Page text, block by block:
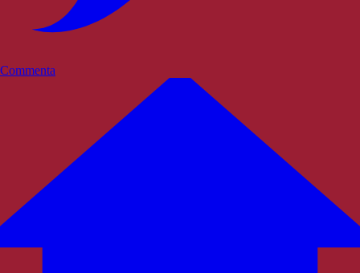
Commenta